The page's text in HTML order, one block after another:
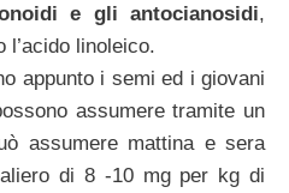
e gli antocianosidi,
l’acido linoleico.
appunto i semi ed i giovani
assumere tramite un
assumere mattina e sera
di 8 -10 mg per kg di